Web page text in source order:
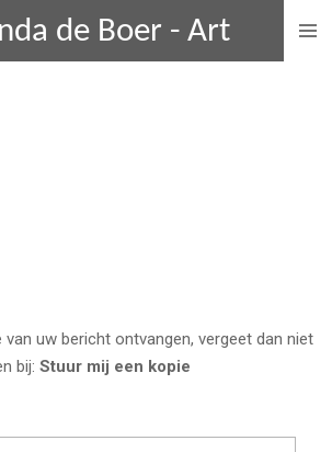
de Boer - Art
uw bericht ontvangen, vergeet dan niet
bij: Stuur mij een kopie